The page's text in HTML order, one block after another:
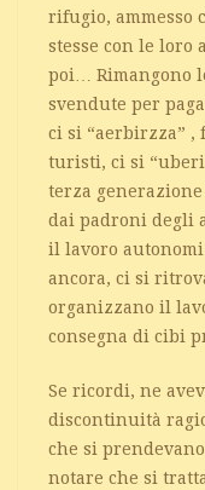
rifugio, ammesso
stesse con le loro
poi… Rimangono
svendute per
ci si “aerbirzza”
turisti, ci si
terza
dai padroni degli
il lavoro
ancora, ci si
organizzano il
consegna di cibi
Se ricordi, ne
discontinuità
che si
notare che si